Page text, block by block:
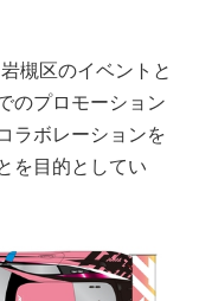
槻区のイベントと
のプロモーション
ラボレーションを
を目的としてい